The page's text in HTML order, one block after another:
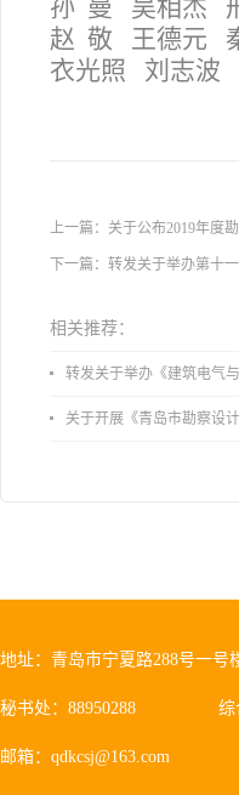
孙 曼 吴相杰
赵 敬 王德元
衣光照 刘志波
上一篇： 关于公布2019年度
下一篇： 转发关于举办第十
相关推荐：
转发关于举办《建筑电气与智能化通用规范》
关于开展《青岛市勘察设计行业从业人员行为导则》、《青岛市住宅工
地址：青岛市宁夏路288号一号
秘书处：88950288 综
邮箱：qdkcsj@163.com